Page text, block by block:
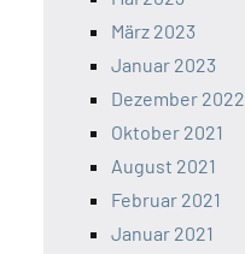
März 2023
Januar 2023
Dezember 2022
Oktober 2021
August 2021
Februar 2021
Januar 2021